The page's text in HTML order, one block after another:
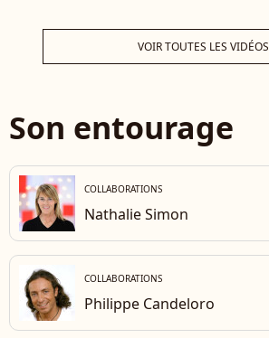
VOIR TOUTES LES VIDÉOS
Son entourage
COLLABORATIONS
Nathalie Simon
COLLABORATIONS
Philippe Candeloro